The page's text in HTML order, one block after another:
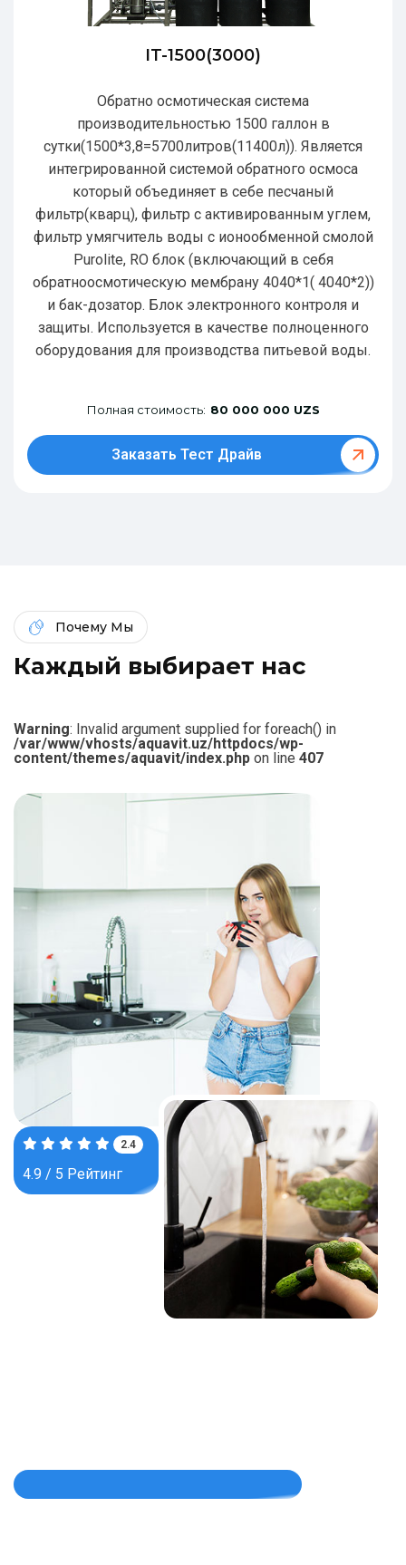
IT-1500(3000)
Обратно осмотическая система
производительностью 1500 галлон в
сутки(1500*3,8=5700литров(11400л)). Является
интегрированной системой обратного осмоса
который объединяет в себе песчаный
фильтр(кварц), фильтр с активированным углем,
фильтр умягчитель воды с ионообменной смолой
Purolite, RO блок (включающий в себя
обратноосмотическую мембрану 4040*1( 4040*2))
и бак-дозатор. Блок электронного контроля и
защиты. Используется в качестве полноценного
оборудования для производства питьевой воды.
Полная стоимость: 80 000 000 UZS
Заказать Тест Драйв
Почему Мы
Каждый выбирает нас
Warning: Invalid argument supplied for foreach() in
/var/www/vhosts/aquavit.uz/httpdocs/wp-
content/themes/aquavit/index.php on line 407
3.9
4.9 / 5 Рейтинг